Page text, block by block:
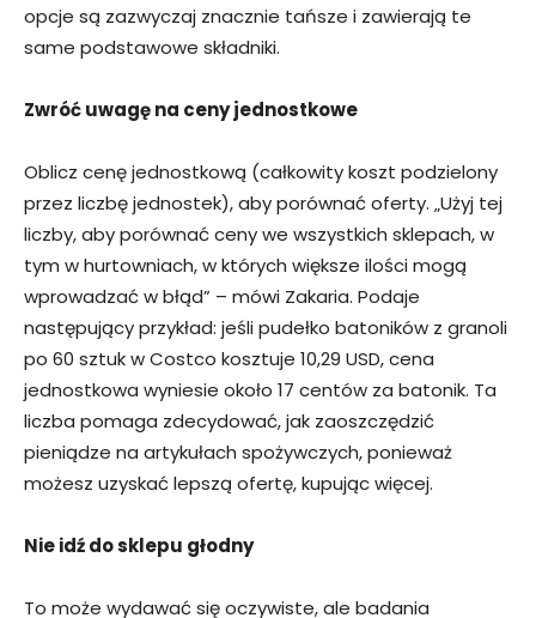
opcje są zazwyczaj znacznie tańsze i zawierają te
same podstawowe składniki.
Zwróć uwagę na ceny jednostkowe
Oblicz cenę jednostkową (całkowity koszt podzielony
przez liczbę jednostek), aby porównać oferty. „Użyj tej
liczby, aby porównać ceny we wszystkich sklepach, w
tym w hurtowniach, w których większe ilości mogą
wprowadzać w błąd” – mówi Zakaria. Podaje
następujący przykład: jeśli pudełko batoników z granoli
po 60 sztuk w Costco kosztuje 10,29 USD, cena
jednostkowa wyniesie około 17 centów za batonik. Ta
liczba pomaga zdecydować, jak zaoszczędzić
pieniądze na artykułach spożywczych, ponieważ
możesz uzyskać lepszą ofertę, kupując więcej.
Nie idź do sklepu głodny
To może wydawać się oczywiste, ale badania